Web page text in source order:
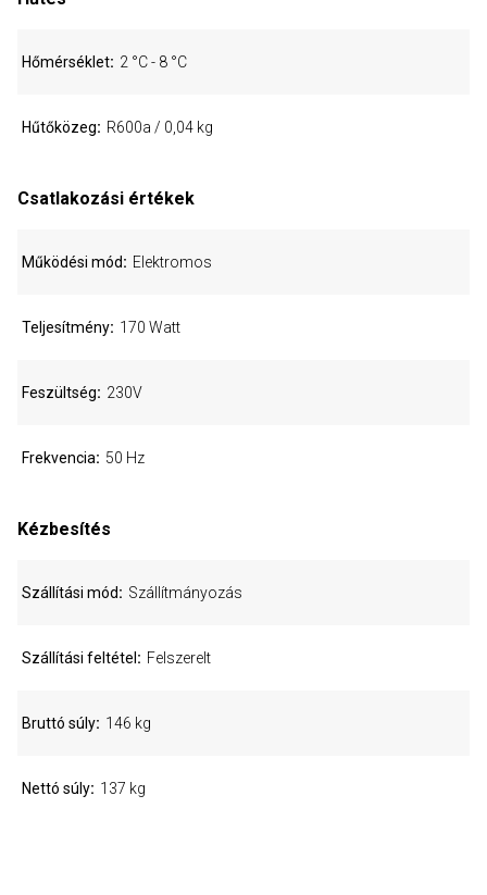
Hőmérséklet 2 °C - 8 °C
Hűtőközeg R600a / 0,04 kg
Csatlakozási értékek
Működési mód Elektromos
Teljesítmény 170 Watt
Feszültség 230V
Frekvencia 50 Hz
Kézbesítés
Szállítási mód Szállítmányozás
Szállítási feltétel Felszerelt
Bruttó súly 146 kg
Nettó súly 137 kg